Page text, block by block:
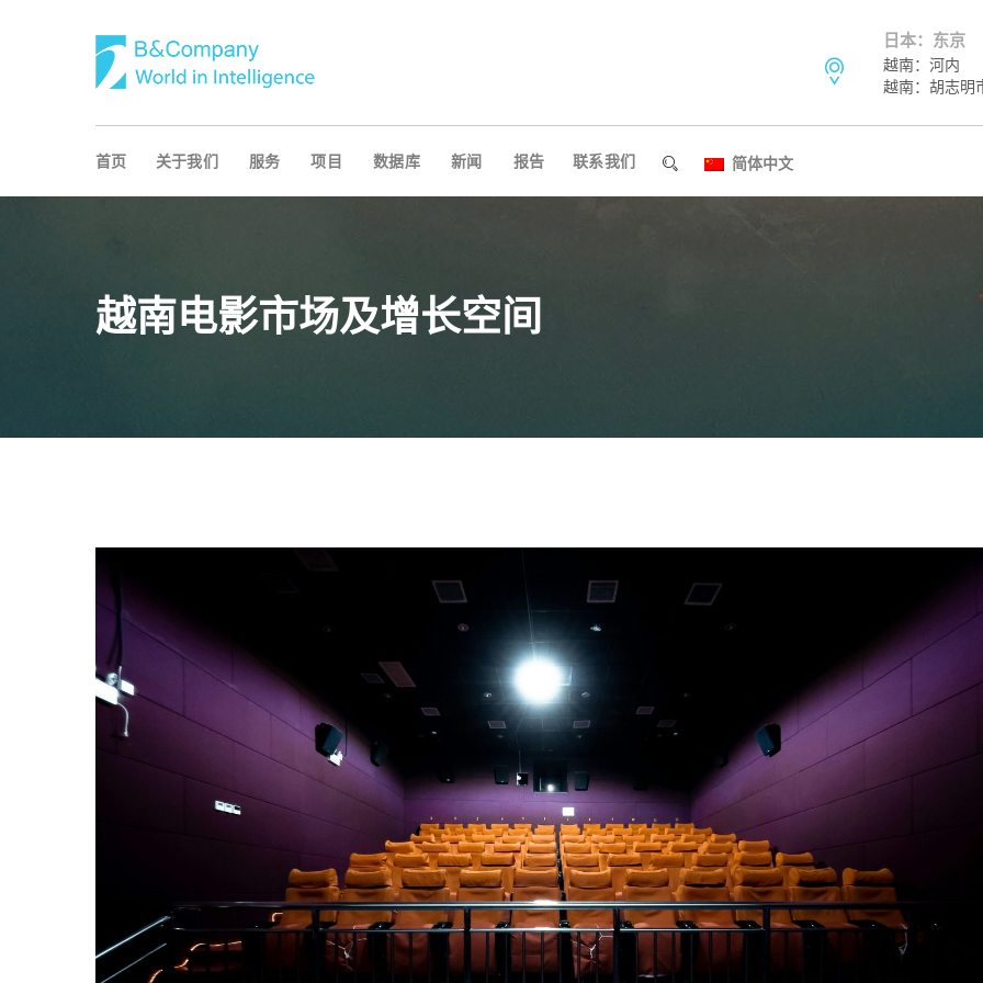
日本：东京
越南：河内
越南：胡志明
首页 关于我们 服务 项目 数据库 新闻 报告 联系我们 简体中文
越南电影市场及增长空间